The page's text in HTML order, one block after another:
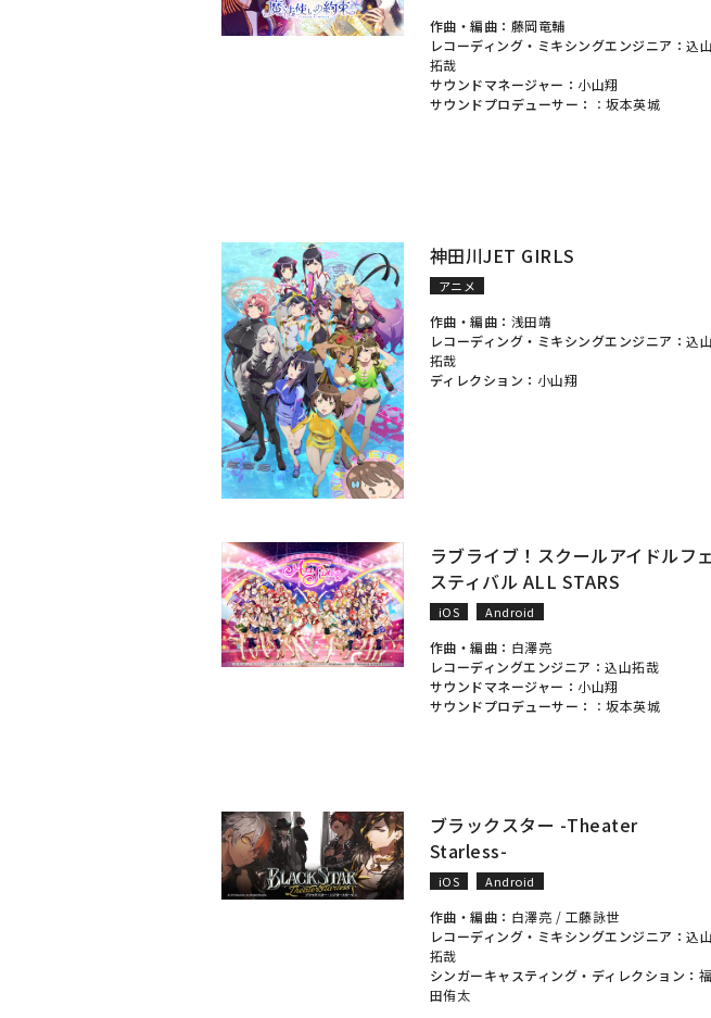
作曲・編曲： 藤岡竜輔
レコーディング・ミキシングエンジニア：込山
拓哉
サウンドマネージャー： 小山翔
サウンドプロデューサー：
：坂本英城
神田川JET GIRLS
アニメ
作曲・編曲： 浅田靖
レコーディング・ミキシングエンジニア：込山
拓哉
ディレクション： 小山翔
ラブライブ！スクールアイドルフェ
スティバル ALL STARS
iOS Android
作曲・編曲： 白澤亮
レコーディングエンジニア：込山拓哉
サウンドマネージャー： 小山翔
サウンドプロデューサー：
：坂本英城
ブラックスター -Theater
Starless-
iOS Android
作曲・編曲： 白澤亮 / 工藤詠世
レコーディング・ミキシングエンジニア：込山
拓哉
シンガーキャスティング・ディレクション： 福
田侑太